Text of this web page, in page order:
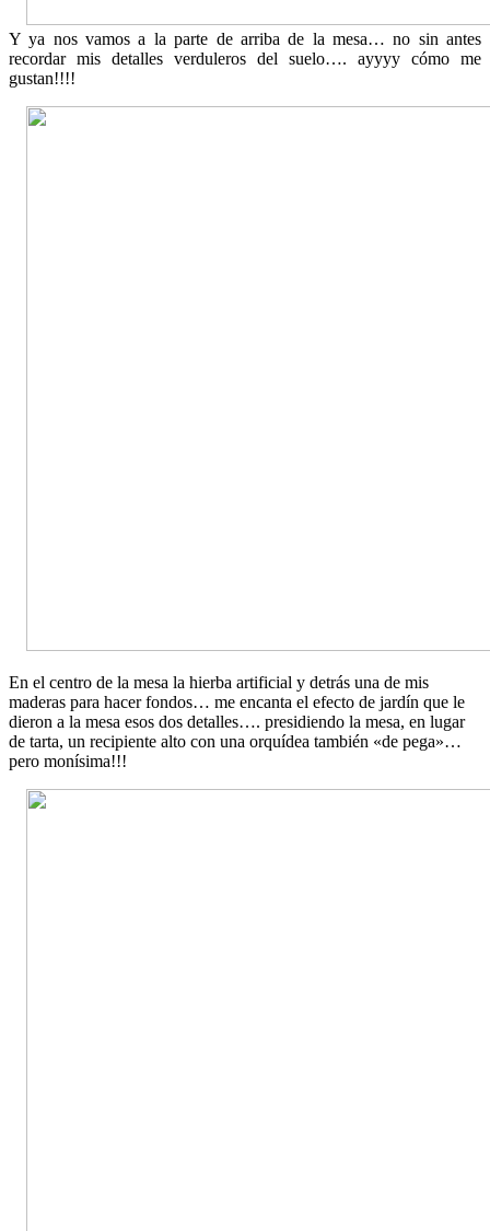
Y ya nos vamos a la parte de arriba de la mesa… no sin antes
recordar mis detalles verduleros del suelo…. ayyyy cómo me
gustan!!!!
En el centro de la mesa la hierba artificial y detrás una de mis
maderas para hacer fondos… me encanta el efecto de jardín que le
dieron a la mesa esos dos detalles…. presidiendo la mesa, en lugar
de tarta, un recipiente alto con una orquídea también «de pega»…
pero monísima!!!